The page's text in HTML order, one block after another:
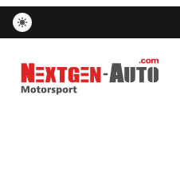
Nextgen-Auto.com